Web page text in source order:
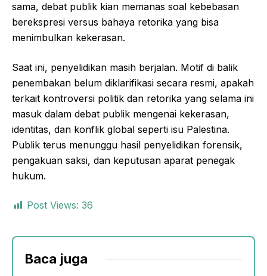
sama, debat publik kian memanas soal kebebasan
berekspresi versus bahaya retorika yang bisa
menimbulkan kekerasan.
Saat ini, penyelidikan masih berjalan. Motif di balik
penembakan belum diklarifikasi secara resmi, apakah
terkait kontroversi politik dan retorika yang selama ini
masuk dalam debat publik mengenai kekerasan,
identitas, dan konflik global seperti isu Palestina.
Publik terus menunggu hasil penyelidikan forensik,
pengakuan saksi, dan keputusan aparat penegak
hukum.
Post Views: 36
Baca juga